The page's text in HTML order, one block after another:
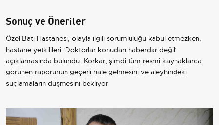
Sonuç ve Öneriler
Özel Batı Hastanesi, olayla ilgili sorumluluğu kabul etmezken,
hastane yetkilileri ‘Doktorlar konudan haberdar değil’
açıklamasında bulundu. Korkar, şimdi tüm resmi kaynaklarda
görünen raporunun geçerli hale gelmesini ve aleyhindeki
suçlamaların düşmesini bekliyor.